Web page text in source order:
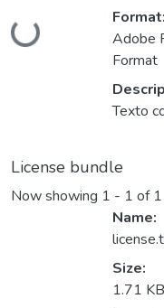
Format:
Adobe
Format
Texto
License bundle
Now showing 1 - 1 of 1
Name:
Size:
1.71 KB